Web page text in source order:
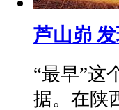
芦山峁
“最早”这
据。在陕